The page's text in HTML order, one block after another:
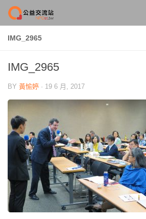
Skip to content
IMG_2965
IMG_2965
BY 黃愉婷 · 19 6 月, 2017